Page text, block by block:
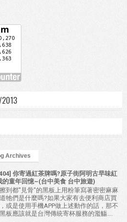
Archives
你寄過紅茶牌嗎?原子街阿明古早味紅
童年回憶~(台中美食 台中旅遊)
到都"見骨"的黑板上用粉筆寫著密密麻麻
牠們是什麼嗎?如果大家有去便利商店買
或是使用手機APP做上述動作的話，那不
板應該就是台灣傳統寄杯服務的濫觴....